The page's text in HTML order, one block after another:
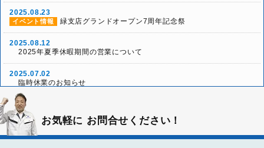
2025.08.23
イベント情報 緑支店グランドオープン7周年記念祭
2025.08.12
2025年夏季休暇期間の営業について
2025.07.02
臨時休業のお知らせ
2025.05.24
イベント情報
「本社グランドオープン10周年リニューアル祭」ご来場
ありがとうございました！
お気軽に お問合せください！